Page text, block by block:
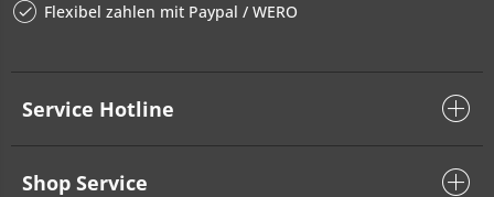
Flexibel zahlen mit Paypal / WERO
Service Hotline
Shop Service